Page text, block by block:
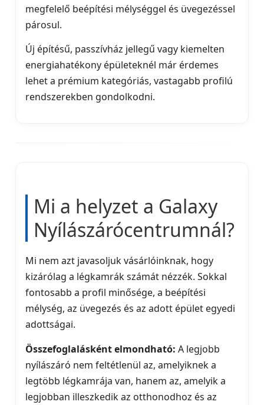
megfelelő beépítési mélységgel és üvegezéssel
párosul.
Új építésű, passzívház jellegű vagy kiemelten
energiahatékony épületeknél már érdemes
lehet a prémium kategóriás, vastagabb profilú
rendszerekben gondolkodni.
Mi a helyzet a Galaxy
Nyílászárócentrumnál?
Mi nem azt javasoljuk vásárlóinknak, hogy
kizárólag a légkamrák számát nézzék. Sokkal
fontosabb a profil minősége, a beépítési
mélység, az üvegezés és az adott épület egyedi
adottságai.
Összefoglalásként elmondható: A legjobb
nyílászáró nem feltétlenül az, amelyiknek a
legtöbb légkamrája van, hanem az, amelyik a
legjobban illeszkedik az otthonodhoz és az